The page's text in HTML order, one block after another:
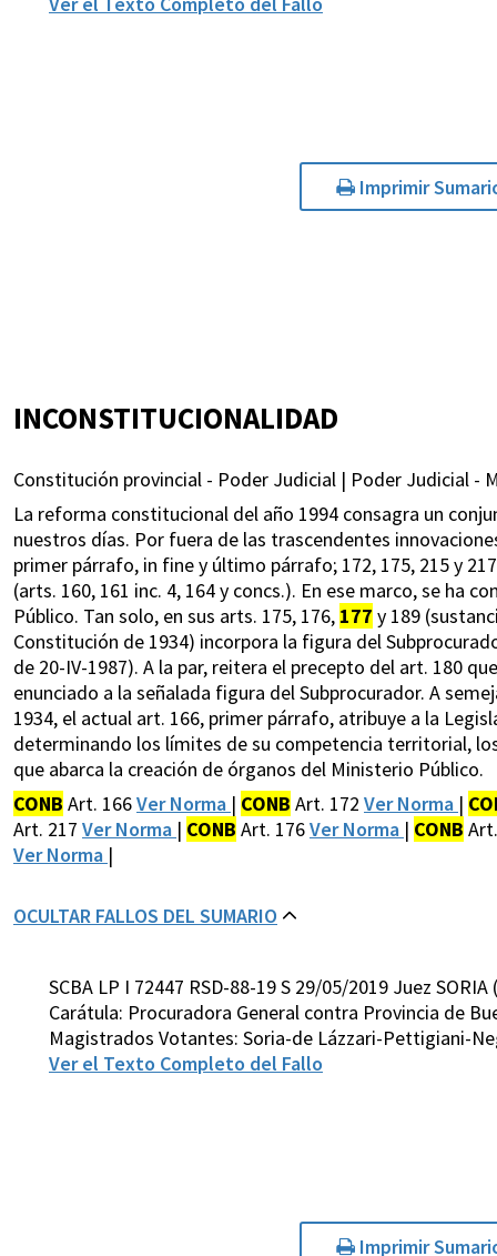
Imprimir
INCONSTITUCIONALIDAD
Constitución provincial - Poder Judicial | Poder Judicial -
La reforma constitucional del año 1994 consagra un
nuestros días. Por fuera de las trascendentes
primer párrafo, in fine y último párrafo; 172, 175, 215 y
(arts. 160, 161 inc. 4, 164 y concs.). En ese marco, se ha
Público. Tan solo, en sus arts. 175, 176, 177 y 189
Constitución de 1934) incorpora la figura del
de 20-IV-1987). A la par, reitera el precepto del art. 180
enunciado a la señalada figura del Subprocurador. A
1934, el actual art. 166, primer párrafo, atribuye a la
determinando los límites de su competencia territorial,
que abarca la creación de órganos del Ministerio Público.
CONB Art. 166Ver Norma | CONB Art. 172 Ver Norma |
Art. 217 Ver Norma | CONB Art. 176Ver Norma | CONB
Ver Norma |
OCULTAR FALLOS DEL SUMARIO
SCBA LP I 72447 RSD-88-19 S 29/05/2019 Juez SORIA
Carátula: Procuradora General contra Provincia de
Magistrados Votantes: Soria-de Lázzari-Pettigiani-
Ver el Texto Completo del Fallo
Imprimir